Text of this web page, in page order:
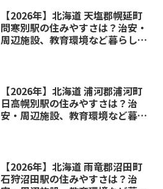
【2026年】北海道 天塩郡幌延町
問寒別駅の住みやすさは？治安・
周辺施設、教育環境など暮らしに
【2026年】北海道 浦河郡浦河町
日高幌別駅の住みやすさは？治
安・周辺施設、教育環境など暮ら
【2026年】北海道 雨竜郡沼田町
石狩沼田駅の住みやすさは？治